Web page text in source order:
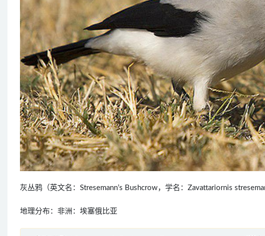
灰丛鸦（英文名：Stresemann’s Bushcrow，学名：Zavattariornis
地理分布：非洲：埃塞俄比亚